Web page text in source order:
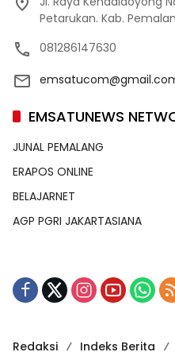
Petarukan. Kab.
081286147630
EMSATUNEWS
JUNAL PEMALANG
ERAPOS ONLINE
BELAJARNET
AGP PGRI JAKARTASIANA
Redaksi Indeks Berita